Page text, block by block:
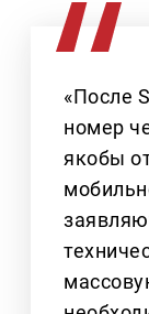
«После
номер
якобы